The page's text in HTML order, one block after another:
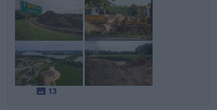
photo_size_select_actual 13